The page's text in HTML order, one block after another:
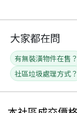
大家都在問
有無裝潢物件在售？
社區垃圾處理方式？